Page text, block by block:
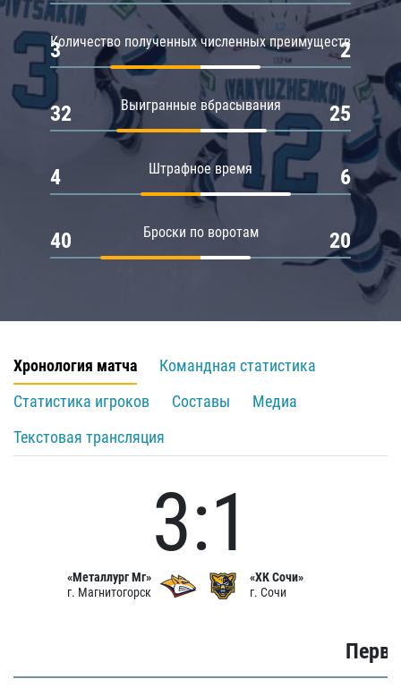
Количество полученных численных преимуществ
3 2
Выигранные вбрасывания
32 25
Штрафное время
4 6
Броски по воротам
40 20
Хронология матча
Командная статистика
Статистика игроков
Составы
Медиа
Текстовая трансляция
«Металлург Мг»
г. Магнитогорск
3:1
«ХК Сочи»
г. Сочи